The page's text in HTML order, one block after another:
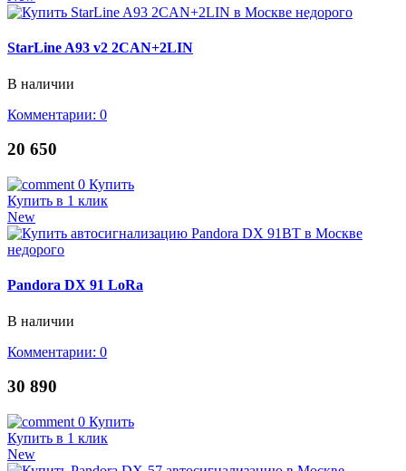
StarLine A93 v2 2CAN+2LIN
В наличии
Комментарии: 0
20 650
0 Купить
Купить в 1 клик
New
Pandora DX 91 LoRa
В наличии
Комментарии: 0
30 890
0 Купить
Купить в 1 клик
New